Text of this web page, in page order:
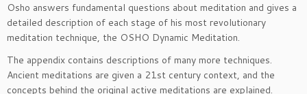
Osho answers fundamental questions about meditation and gives a
detailed description of each stage of his most revolutionary
meditation technique, the OSHO Dynamic Meditation.
The appendix contains descriptions of many more techniques.
Ancient meditations are given a 21st century context, and the
concepts behind the original active meditations are explained.